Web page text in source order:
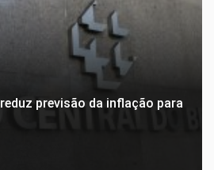
previsão da inflação para